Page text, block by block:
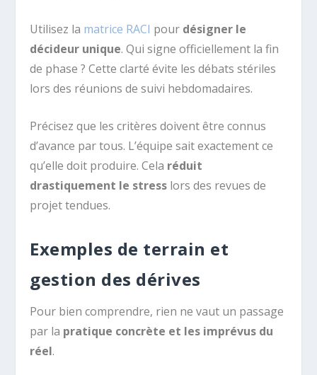
Utilisez la matrice RACI pour désigner le
décideur unique. Qui signe officiellement la fin
de phase ? Cette clarté évite les débats stériles
lors des réunions de suivi hebdomadaires.
Précisez que les critères doivent être connus
d’avance par tous. L’équipe sait exactement ce
qu’elle doit produire. Cela réduit
drastiquement le stress lors des revues de
projet tendues.
Exemples de terrain et
gestion des dérives
Pour bien comprendre, rien ne vaut un passage
par la pratique concrète et les imprévus du
réel.